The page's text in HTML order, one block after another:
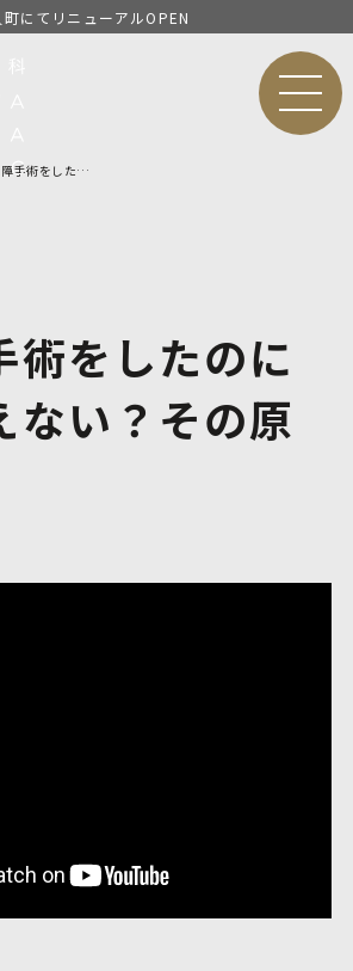
にてリニューアルOPEN
MEN
U
白内障手術をしたのによく見えない？その原因は？
術をしたのに
ない？その原